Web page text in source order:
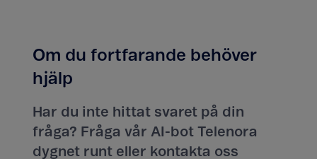
Om du fortfarande behöver
hjälp
Har du inte hittat svaret på din
fråga? Fråga vår AI-bot Telenora
dygnet runt eller kontakta oss